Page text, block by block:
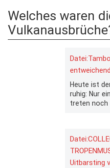
Welches waren
Heute ist
ruhig: Nur
treten noch
Uitbarsting